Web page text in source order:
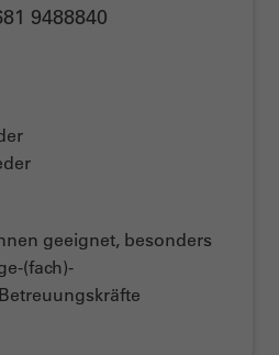
9488840
geeignet, besonders
(fach)-